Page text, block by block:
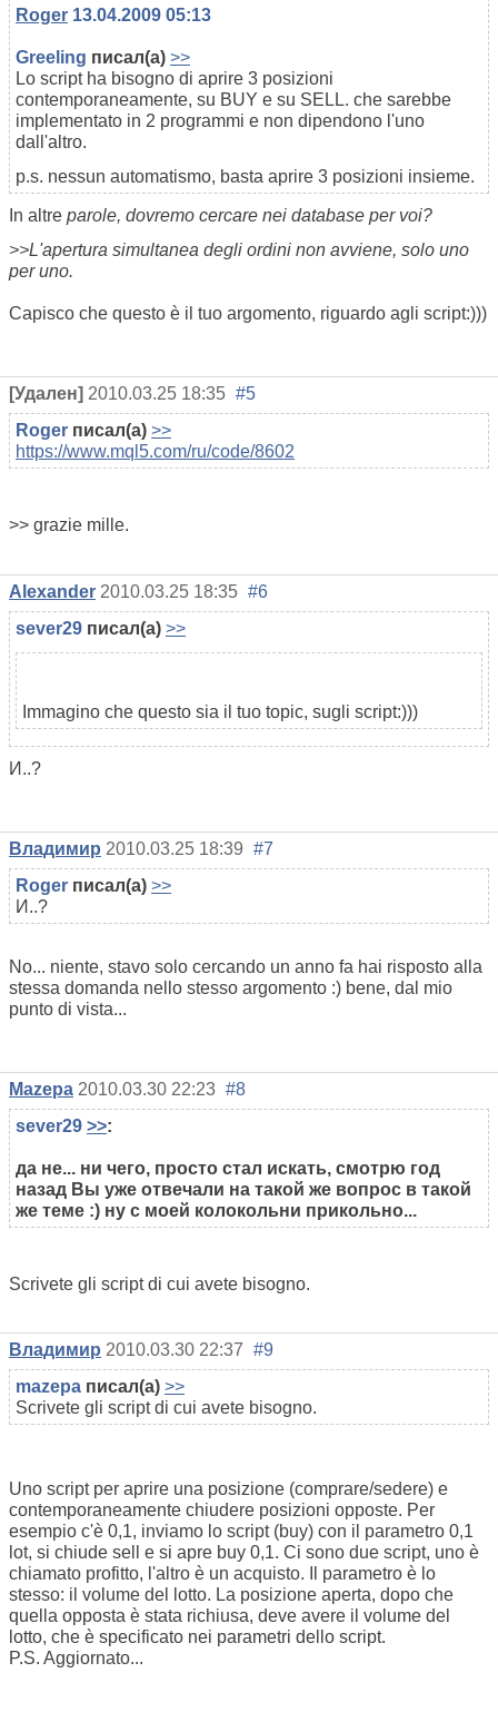
Roger 13.04.2009 05:13
Greeling писал(а) >>
Lo script ha bisogno di aprire 3 posizioni
contemporaneamente, su BUY e su SELL. che sarebbe
implementato in 2 programmi e non dipendono l'uno
dall'altro.
p.s. nessun automatismo, basta aprire 3 posizioni insieme.
In altre parole, dovremo cercare nei database per voi?
>>L'apertura simultanea degli ordini non avviene, solo uno
per uno.
Capisco che questo è il tuo argomento, riguardo agli script:)))
[Удален] 2010.03.25 18:35 #5
Roger писал(а) >>
https://www.mql5.com/ru/code/8602
>> grazie mille.
Alexander 2010.03.25 18:35 #6
sever29 писал(а) >>
Immagino che questo sia il tuo topic, sugli script:)))
И..?
Владимир 2010.03.25 18:39 #7
Roger писал(а) >>
И..?
No... niente, stavo solo cercando un anno fa hai risposto alla
stessa domanda nello stesso argomento :) bene, dal mio
punto di vista...
Mazepa 2010.03.30 22:23 #8
sever29 >>:
да не... ни чего, просто стал искать, смотрю год
назад Вы уже отвечали на такой же вопрос в такой
же теме :) ну с моей колокольни прикольно...
Scrivete gli script di cui avete bisogno.
Владимир 2010.03.30 22:37 #9
mazepa писал(а) >>
Scrivete gli script di cui avete bisogno.
Uno script per aprire una posizione (comprare/sedere) e
contemporaneamente chiudere posizioni opposte. Per
esempio c'è 0,1, inviamo lo script (buy) con il parametro 0,1
lot, si chiude sell e si apre buy 0,1. Ci sono due script, uno è
chiamato profitto, l'altro è un acquisto. Il parametro è lo
stesso: il volume del lotto. La posizione aperta, dopo che
quella opposta è stata richiusa, deve avere il volume del
lotto, che è specificato nei parametri dello script.
P.S. Aggiornato...